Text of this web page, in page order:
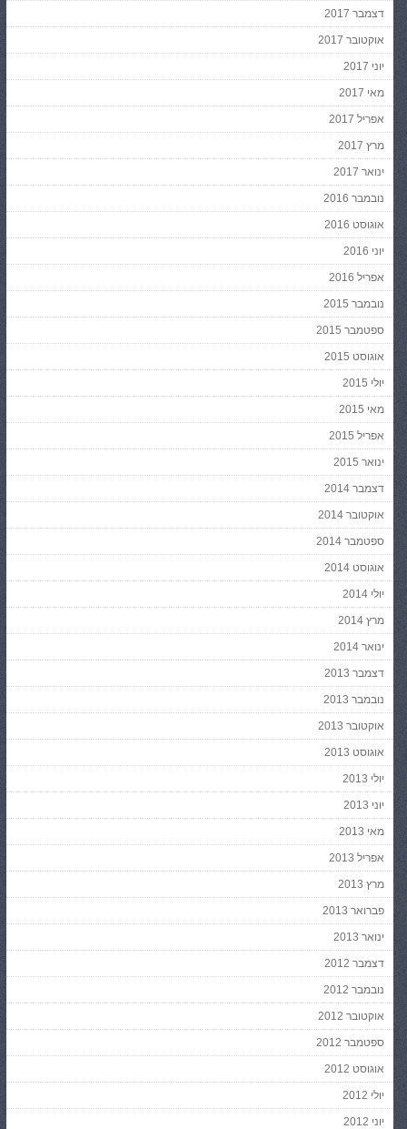
דצמבר 2017
אוקטובר 2017
יוני 2017
מאי 2017
אפריל 2017
מרץ 2017
ינואר 2017
נובמבר 2016
אוגוסט 2016
יוני 2016
אפריל 2016
נובמבר 2015
ספטמבר 2015
אוגוסט 2015
יולי 2015
מאי 2015
אפריל 2015
ינואר 2015
דצמבר 2014
אוקטובר 2014
ספטמבר 2014
אוגוסט 2014
יולי 2014
מרץ 2014
ינואר 2014
דצמבר 2013
נובמבר 2013
אוקטובר 2013
אוגוסט 2013
יולי 2013
יוני 2013
מאי 2013
אפריל 2013
מרץ 2013
פברואר 2013
ינואר 2013
דצמבר 2012
נובמבר 2012
אוקטובר 2012
ספטמבר 2012
אוגוסט 2012
יולי 2012
יוני 2012